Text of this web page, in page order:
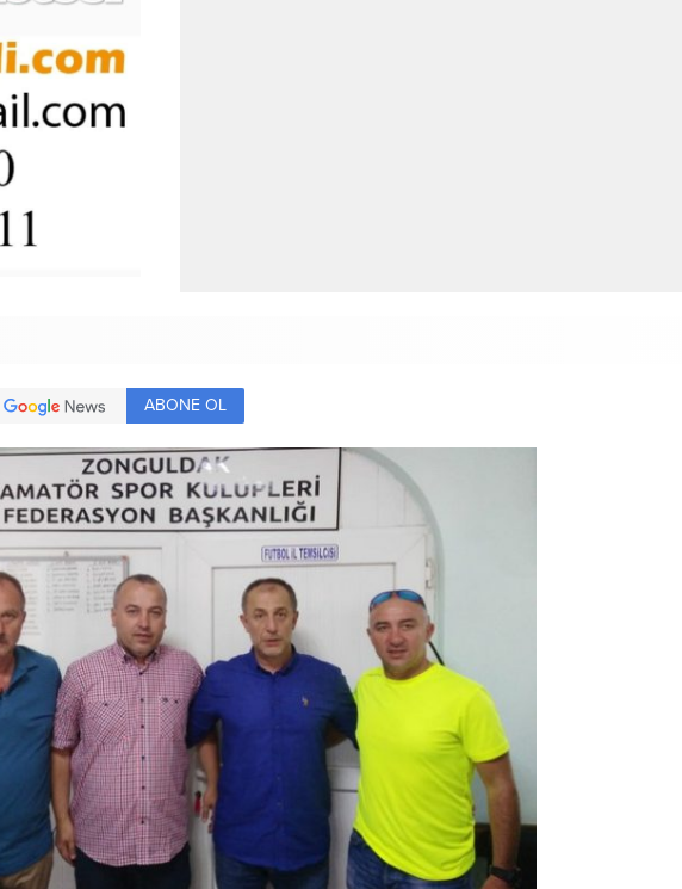
ABONE OL